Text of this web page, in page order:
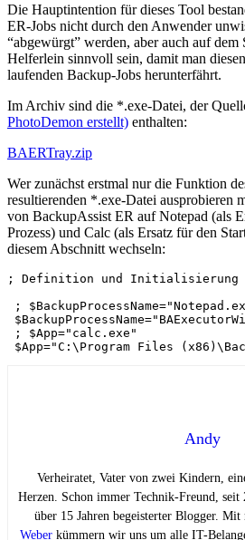
Die Hauptintention für dieses Tool
ER-Jobs nicht durch den Anwender
“abgewürgt” werden, aber auch auf dem
Helferlein sinnvoll sein, damit man
laufenden Backup-Jobs herunterfährt.
Im Archiv sind die *.exe-Datei, der
PhotoDemon erstellt) enthalten:
BAERTray.zip
Wer zunächst erstmal nur die Funktion
resultierenden *.exe-Datei ausprobieren
von BackupAssist ER auf Notepad (als
Prozess) und Calc (als Ersatz für den
diesem Abschnitt wechseln:
; Definition und Initialisierung
;
; $App="calc.exe"
$App="C:\Program Files
Andy
Verheiratet, Vater von zwei Kindern,
Herzen. Schon immer Technik-Freund,
über 15 Jahren begeisterter Blogger.
Weberkümmern wir uns um alle IT-